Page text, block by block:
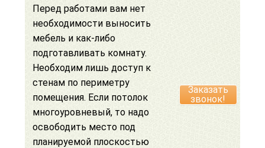
Перед работами вам нет
необходимости выносить
мебель и как-либо
подготавливать комнату.
Необходим лишь доступ к
стенам по периметру
помещения. Если потолок
многоуровневый, то надо
освободить место под
планируемой плоскостью
Заказать
звонок!